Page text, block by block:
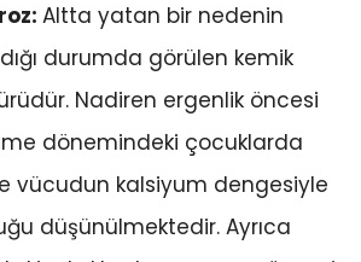
Altta yatan bir nedenin
durumda görülen kemik
Nadiren ergenlik öncesi
dönemindeki çocuklarda
vücudun kalsiyum dengesiyle
düşünülmektedir. Ayrıca